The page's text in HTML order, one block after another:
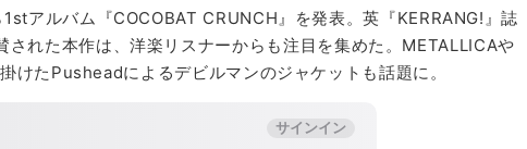
アルバム『COCOBAT CRUNCH』を発表。英『KERRANG!』誌
れた本作は、洋楽リスナーからも注目を集めた。METALLICAや
けたPusheadによるデビルマンのジャケットも話題に。